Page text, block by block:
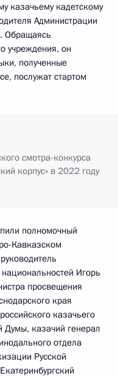
казачьему кадетскому
Администрации
. Обращаясь
учреждения, он
полученные
послужат стартом
смотра-конкурса
корпус» в 2022 году
полномочный
Кавказском
Игорь
просвещения
края
казачьего
Думы, казачий генерал
отдела
Русской